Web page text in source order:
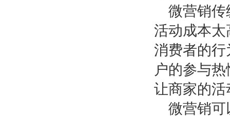
微营销传
活动成本
消费者的
户的参与
让商家的
微营销可